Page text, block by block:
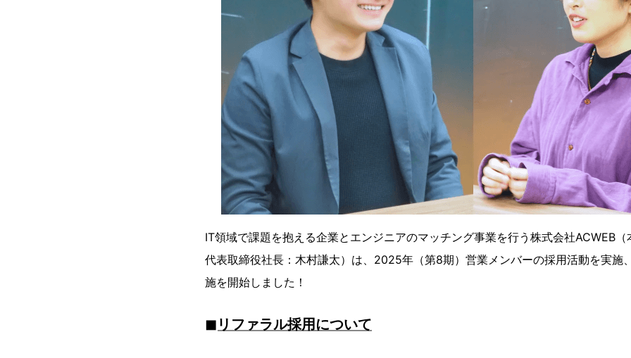
IT領域で課題を抱える企業とエンジニアのマッチング事業を行う株式会社ACWEB（
代表取締役社長：木村謙太）は、2025年（第8期）営業メンバーの採用活動を実施
施を開始しました！
◼︎リファラル採用について